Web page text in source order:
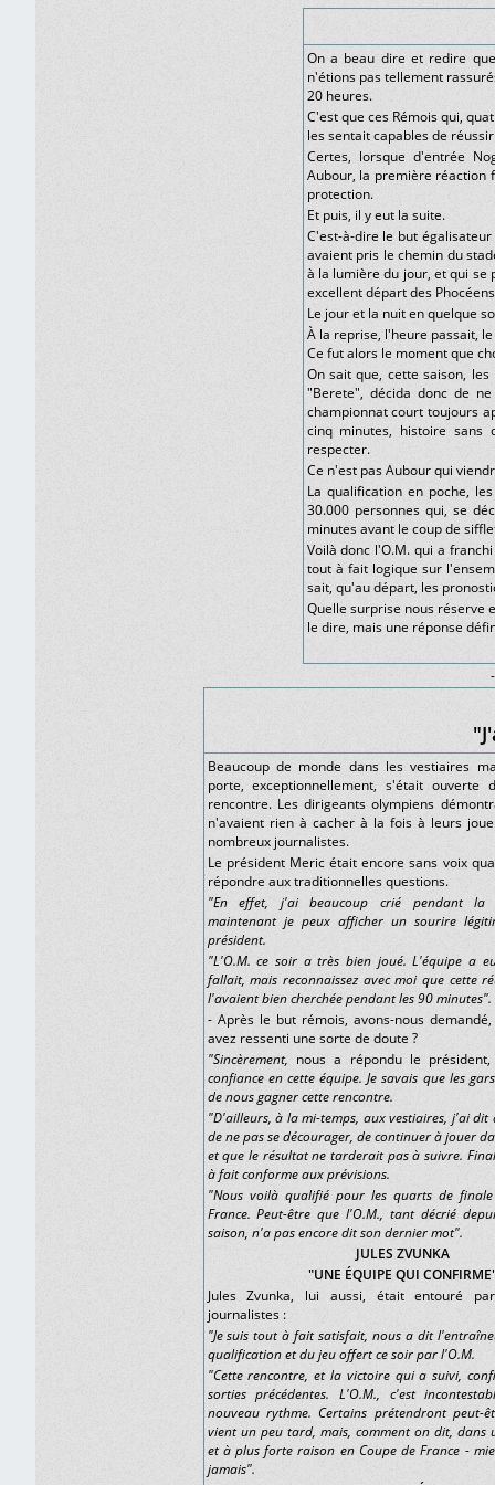
On a beau dire et redire
n'étions pas tellement
20 heures.
C'est que ces Rémois qui,
les sentait capables de
Certes, lorsque d'entrée
Aubour, la première réaction
protection.
Et puis, il y eut la suite.
C'est-à-dire le but
avaient pris le chemin du
à la lumière du jour, et qui se
excellent départ des
Le jour et la nuit en quelque
À la reprise, l'heure passait,
Ce fut alors le moment que
On sait que, cette saison,
"Berete", décida donc de
championnat court toujours
cinq minutes, histoire
respecter.
Ce n'est pas Aubour qui
La qualification en poche,
30.000 personnes qui, se
minutes avant le coup de
Voilà donc l'O.M. qui a
tout à fait logique sur
sait, qu'au départ, les
Quelle surprise nous réserve
le dire, mais une réponse
Beaucoup de monde dans les vestiaires
porte, exceptionnellement, s'était
rencontre. Les dirigeants olympiens
n'avaient rien à cacher à la fois à leurs
nombreux journalistes.
Le président Meric était encore sans voix
répondre aux traditionnelles questions.
"En effet, j'ai beaucoup crié pendant la
maintenant je peux afficher un sourire
président.
"L'O.M. ce soir a très bien joué. L'équipe a
fallait, mais reconnaissez avec moi que cette
l'avaient bien cherchée pendant les 90 minutes".
- Après le but rémois, avons-nous
avez ressenti une sorte de doute ?
"Sincèrement, nous a répondu le
confiance en cette équipe. Je savais que les
de nous gagner cette rencontre.
"D'ailleurs, à la mi-temps, aux vestiaires, j'ai dit
de ne pas se décourager, de continuer à jouer
et que le résultat ne tarderait pas à suivre.
à fait conforme aux prévisions.
"Nous voilà qualifié pour les quarts de
France. Peut-être que l'O.M., tant décrié
saison, n'a pas encore dit son dernier mot".
JULES ZVUNKA
"UNE ÉQUIPE QUI
Jules Zvunka, lui aussi, était entouré
journalistes :
"Je suis tout à fait satisfait, nous a dit
qualification et du jeu offert ce soir par l'O.M.
"Cette rencontre, et la victoire qui a suivi,
sorties précédentes. L'O.M., c'est
nouveau rythme. Certains prétendront peut-
vient un peu tard, mais, comment on dit, dans
et à plus forte raison en Coupe de France -
jamais".